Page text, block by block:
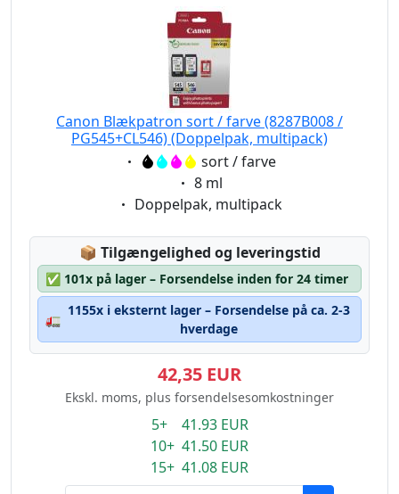
Canon Blækpatron sort / farve (8287B008 /
PG545+CL546) (Doppelpak, multipack)
Eigenschaft:sort / farve
Eigenschaft:
8 ml
Eigenschaft:
Doppelpak, multipack
📦 Lagerstatus:
Tilgængelighed og leveringstid
✅ 101x på lager – Forsendelse inden for 24 timer
🚛
1155x i eksternt lager – Forsendelse på ca. 2-3
hverdage
42,35 EUR
Ekskl. moms, plus forsendelsesomkostninger
5+ 41.93 EUR
10+ 41.50 EUR
15+ 41.08 EUR